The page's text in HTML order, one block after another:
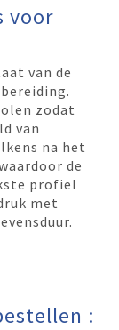
voor
van de
zodat
van
na het
de
profiel
met
:​